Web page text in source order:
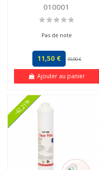
010001
Pas de note
11,50 € 19,90 €
Ajouter au panier
-42,21%